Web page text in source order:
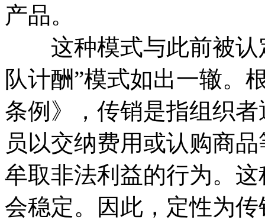
产品。
这种模式与此前被认
队计酬”模式如出一辙。
条例》，传销是指组织
员以交纳费用或认购商
牟取非法利益的行为。
会稳定。因此，定性为